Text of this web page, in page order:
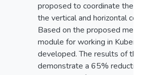
proposed to coordinate the
the vertical and horizontal
Based on the proposed
module for working in
developed. The results of
demonstrate a 65%